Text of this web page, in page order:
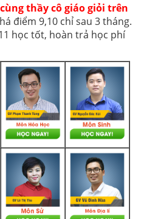
thầy cô giáo giỏi trên
điểm 9,10 chỉ sau 3 tháng.
học tốt, hoàn trả học phí